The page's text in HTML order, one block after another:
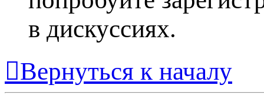
в дискуссиях.
Вернуться к началу